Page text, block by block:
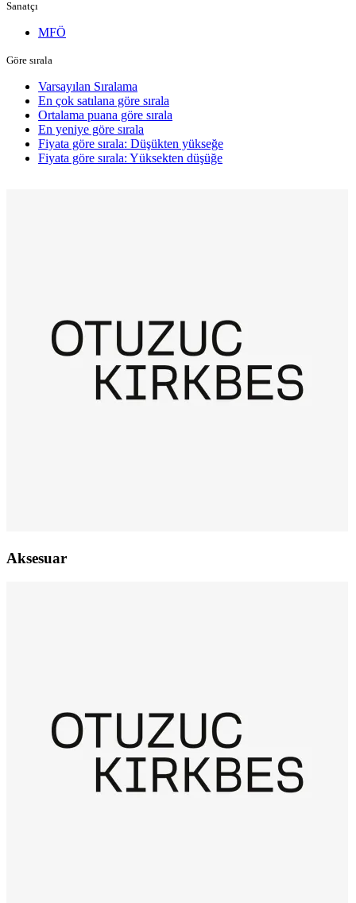
Sanatçı
MFÖ
Göre sırala
Varsayılan Sıralama
En çok satılana göre sırala
Ortalama puana göre sırala
En yeniye göre sırala
Fiyata göre sırala: Düşükten yükseğe
Fiyata göre sırala: Yüksekten düşüğe
Aksesuar